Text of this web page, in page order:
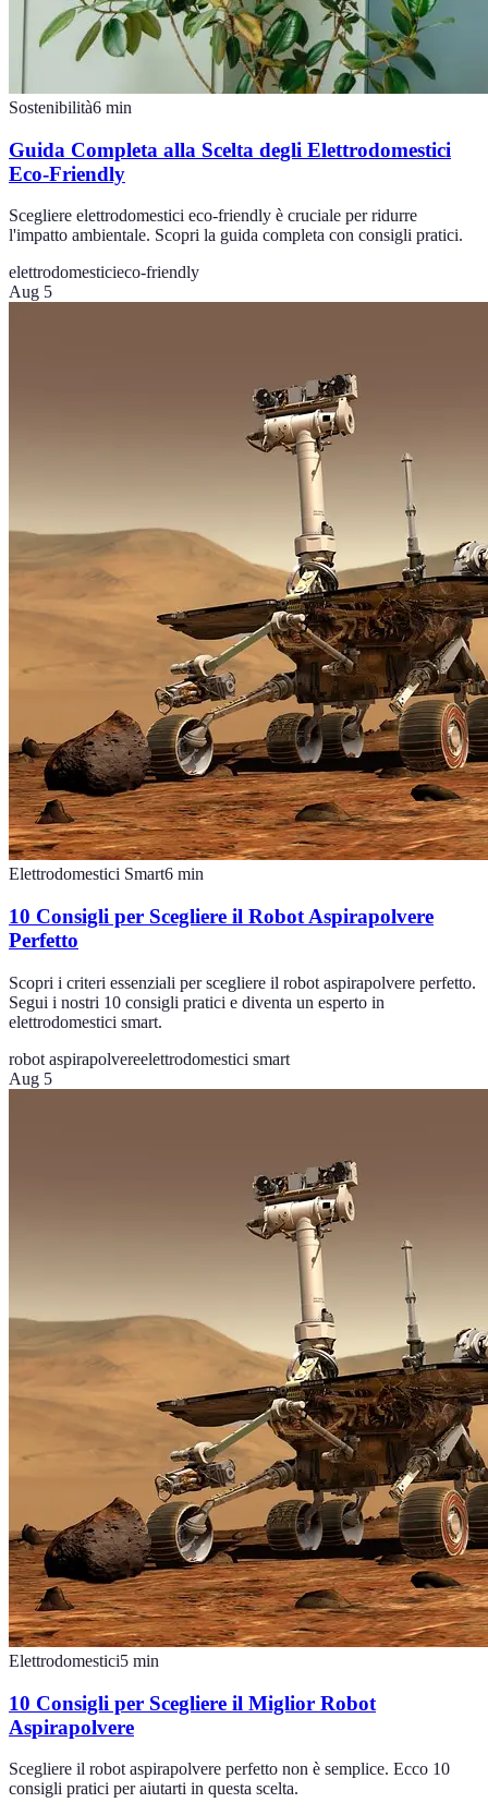
Sostenibilità6 min
Guida Completa alla Scelta degli Elettrodomestici
Eco-Friendly
Scegliere elettrodomestici eco-friendly è cruciale per ridurre
l'impatto ambientale. Scopri la guida completa con consigli pratici.
elettrodomesticieco-friendly
Aug 5
Elettrodomestici Smart6 min
10 Consigli per Scegliere il Robot Aspirapolvere
Perfetto
Scopri i criteri essenziali per scegliere il robot aspirapolvere perfetto.
Segui i nostri 10 consigli pratici e diventa un esperto in
elettrodomestici smart.
robot aspirapolvereelettrodomestici smart
Aug 5
Elettrodomestici5 min
10 Consigli per Scegliere il Miglior Robot
Aspirapolvere
Scegliere il robot aspirapolvere perfetto non è semplice. Ecco 10
consigli pratici per aiutarti in questa scelta.